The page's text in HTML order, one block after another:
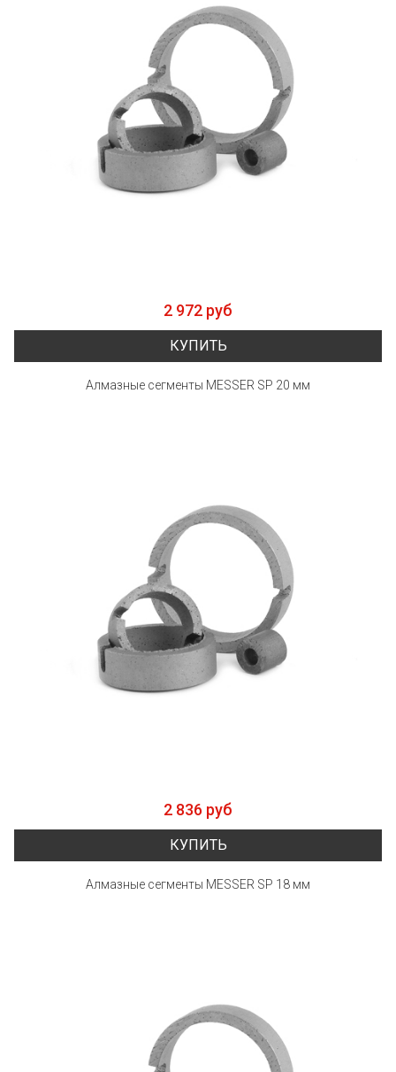
2 972 руб
КУПИТЬ
Алмазные сегменты MESSER SP 20 мм
2 836 руб
КУПИТЬ
Алмазные сегменты MESSER SP 18 мм